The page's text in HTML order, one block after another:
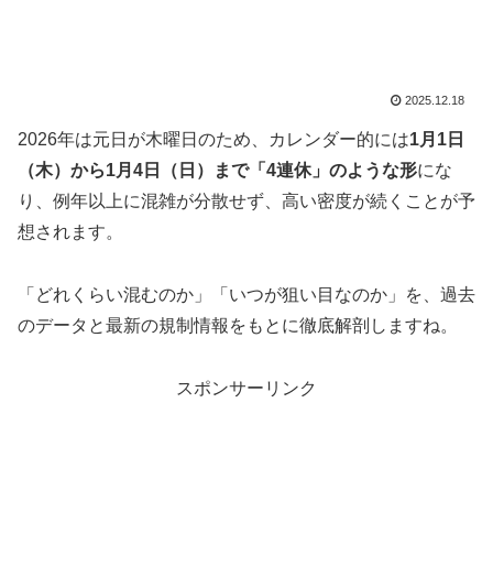
2025.12.18
2026年は元日が木曜日のため、カレンダー的には1月1日
（木）から1月4日（日）まで「4連休」のような形にな
り、例年以上に混雑が分散せず、高い密度が続くことが予
想されます。
「どれくらい混むのか」「いつが狙い目なのか」を、過去
のデータと最新の規制情報をもとに徹底解剖しますね。
スポンサーリンク